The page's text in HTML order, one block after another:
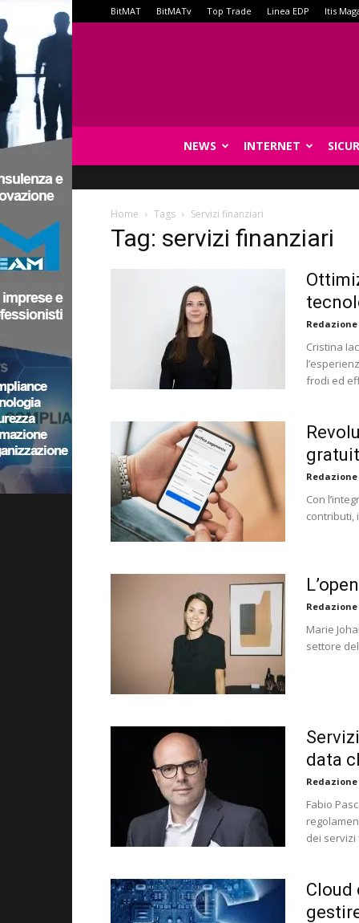
BitMAT BitMATv Top Trade Linea EDP Itis
NEWS INTERNET
Home Tags Servizi finanziari
Tag: servizi finanziari
Cristina
frodi ed
Con
contributi,
Marie
settore
data
Fabio
dei
Cloud